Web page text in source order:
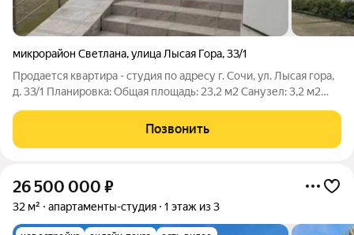
микрорайон Светлана,улица Лысая Гора,33/1
Продается квартира - студия по адресу г. Сочи, ул. Лысая гора,
д. 33/1 Планировка: Общая площадь: 23,2 м2 Санузел: 3,2 м2
второй этаж на высоте третьего. 2. Панорамное остекление с
выходом на уютный
Позвонить
26 500 000 ₽
32 м² апартаменты-студия 1 этаж из 3